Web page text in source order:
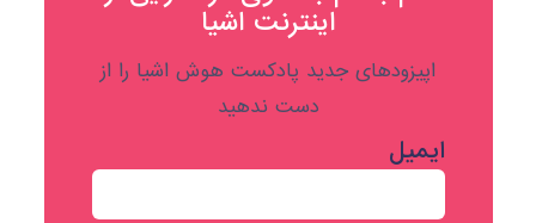
اینترنت اشیا
اپیزودهای جدید پادکست هوش اشیا را از
دست ندهید
ایمیل